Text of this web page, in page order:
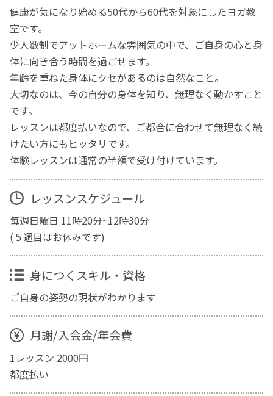
健康が気になり始める50代から60代を対象にしたヨガ教
室です。
少人数制でアットホームな雰囲気の中で、ご自身の心と身
体に向き合う時間を過ごせます。
年齢を重ねた身体にクセがあるのは自然なこと。
大切なのは、今の自分の身体を知り、無理なく動かすこと
です。
レッスンは都度払いなので、ご都合に合わせて無理なく続
けたい方にもピッタリです。
体験レッスンは通常の半額で受け付けています。
レッスンスケジュール
毎週日曜日 11時20分~12時30分
(５週目はお休みです)
身につくスキル・資格
ご自身の姿勢の現状がわかります
月謝/入会金/年会費
1レッスン 2000円
都度払い